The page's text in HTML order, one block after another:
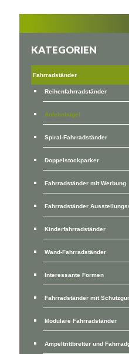
KATEGORIEN
Fahrradständer
Reihenfahrradständer
Anlehnbügel
Spiral-Fahrradständer
Doppelstockparker
Fahrradständer mit Werbung
Fahrradständer
Kinderfahrradständer
Wand-Fahrradständer
Interessante Formen
Fahrradständer mit
Modulare Fahrradständer
Ampeltrittbretter und